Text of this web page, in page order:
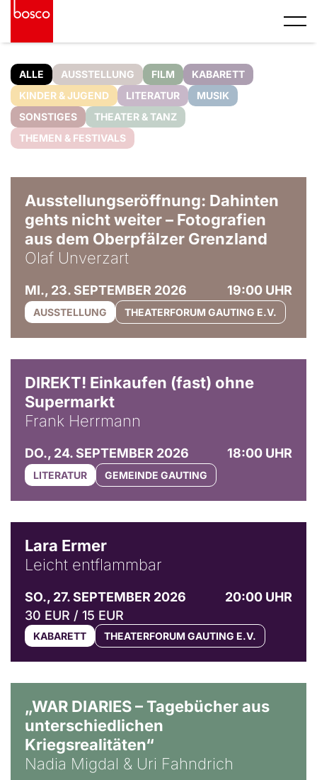
ALLE AUSSTELLUNG FILM
KABARETT
KINDER & JUGEND
LITERATUR
MUSIK
SONSTIGES
THEATER & TANZ
THEMEN & FESTIVALS
Ausstellungseröffnung: Dahinten
gehts nicht weiter – Fotografien
aus dem Oberpfälzer Grenzland
Olaf Unverzart
MI., 23. SEPTEMBER 2026 19:00 UHR
AUSSTELLUNG THEATERFORUM GAUTING E.V.
DIREKT! Einkaufen (fast) ohne
Supermarkt
Frank Herrmann
DO., 24. SEPTEMBER 2026 18:00 UHR
LITERATUR GEMEINDE GAUTING
Lara Ermer
Leicht entflammbar
SO., 27. SEPTEMBER 2026
20:00 UHR
30 EUR / 15 EUR
KABARETT THEATERFORUM GAUTING E.V.
„WAR DIARIES – Tagebücher aus
unterschiedlichen
Kriegsrealitäten“
Nadia Migdal & Uri Fahndrich